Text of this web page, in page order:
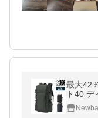
最大42
ト40 デ
ribute
ズ対応